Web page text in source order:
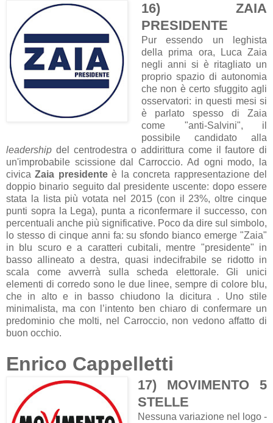
16) ZAIA
PRESIDENTE
Pur essendo un leghista
della prima ora, Luca Zaia
negli anni si è ritagliato un
proprio spazio di autonomia
che non è certo sfuggito agli
osservatori: in questi mesi si
è parlato spesso di Zaia
come "anti-Salvini", il
possibile candidato alla
leadership del centrodestra o addirittura come il fautore di
un'improbabile scissione dal Carroccio. Ad ogni modo, la
civicaZaia presidenteè la concreta rappresentazione del
doppio binario seguito dal presidente uscente: dopo essere
stata la lista più votata nel 2015 (con il 23%, oltre cinque
punti sopra la Lega), punta a riconfermare il successo, con
percentuali anche più significative. Poco da dire sul simbolo,
lo stesso di cinque anni fa: su sfondo bianco emerge "Zaia"
in blu scuro e a caratteri cubitali, mentre "presidente" in
basso allineato a destra, quasi indecifrabile se ridotto in
scala come avverrà sulla scheda elettorale. Gli unici
elementi di corredo sono le due linee, sempre di colore blu,
che in alto e in basso chiudono la dicitura . Uno stile
minimalista, ma con l’intento ben chiaro di confermare un
predominio che molti, nel Carroccio, non vedono affatto di
buon occhio.
Enrico Cappelletti
17) MOVIMENTO 5
STELLE
Nessuna variazione nel logo -